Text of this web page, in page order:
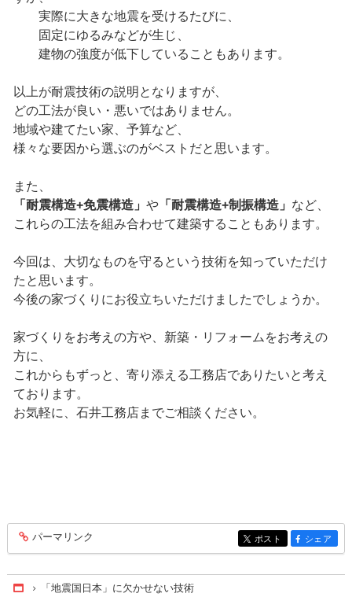
実際に大きな地震を受けるたびに、
固定にゆるみなどが生じ、
建物の強度が低下していることもあります。
以上が耐震技術の説明となりますが、
どの工法が良い・悪いではありません。
地域や建てたい家、予算など、
様々な要因から選ぶのがベストだと思います。
また、
「耐震構造+免震構造」 や「耐震構造+制振構造」 など、
これらの工法を組み合わせて建築することもあります。
今回は、大切なものを守るという技術を知っていただけ
たと思います。
今後の家づくりにお役立ちいただけましたでしょうか。
家づくりをお考えの方や、新築・リフォームをお考えの
方に、
これからもずっと、寄り添える工務店でありたいと考え
ております。
お気軽に、石井工務店までご相談ください。
entry185
パーマリンク entry185
ポスト entry185
シェア
Home「地震国日本」に欠かせない技術